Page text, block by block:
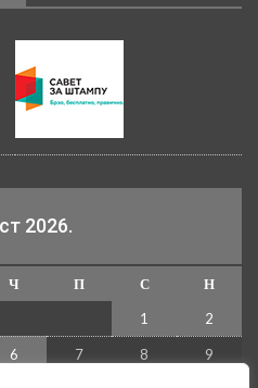
2026.
Ч П С
Н
1
2
6 7 8 9